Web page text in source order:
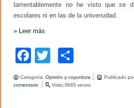
lamentablemente no he visto que se
escolares ni en las de la universidad.
» Leer más
F
a
c
wi
tt
m
Categoría:Opinión y coyuntura Publicado
comentario
Visto:3665 veces